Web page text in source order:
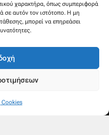
χαρακτήρα, όπως συμπεριφορά
σε αυτόν τον ιστότοπο. Η μη
μπορεί να επηρεάσει
Cookies